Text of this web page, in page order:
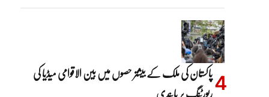
پاکستان کی ملک کے بیشتر حصوں میں بین الاقوامی میڈیا کی